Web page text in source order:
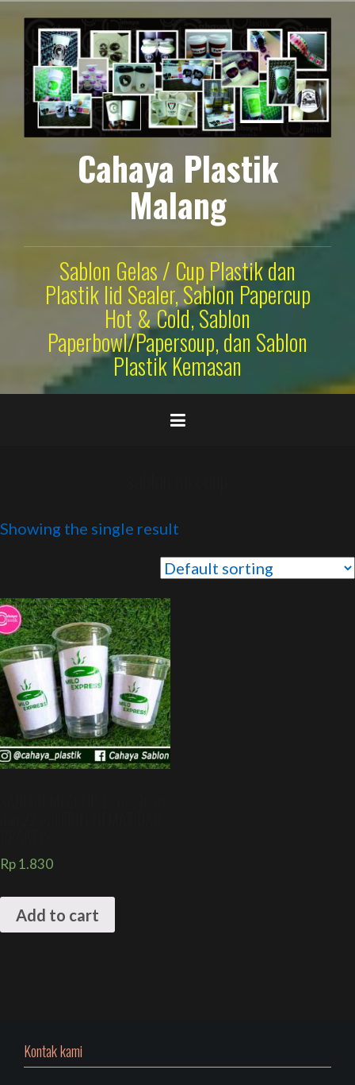
konten
Cahaya Plastik
Malang
Sablon Gelas / Cup Plastik dan
Plastik lid Sealer, Sablon Papercup
Hot & Cold, Sablon
Paperbowl/Papersoup, dan Sablon
Plastik Kemasan
Showing the single result
Rp1.830
Add to cart
Kontak kami